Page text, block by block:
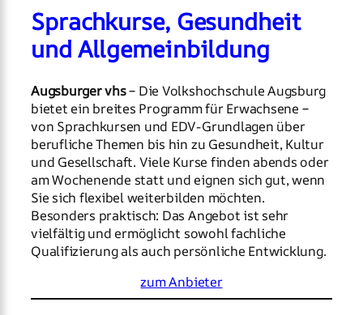
Sprachkurse, Gesundheit
und Allgemeinbildung
Augsburger vhs– Die Volkshochschule Augsburg
bietet ein breites Programm für Erwachsene –
von Sprachkursen und EDV-Grundlagen über
berufliche Themen bis hin zu Gesundheit, Kultur
und Gesellschaft. Viele Kurse finden abends oder
am Wochenende statt und eignen sich gut, wenn
Sie sich flexibel weiterbilden möchten.
Besonders praktisch: Das Angebot ist sehr
vielfältig und ermöglicht sowohl fachliche
Qualifizierung als auch persönliche Entwicklung.
zum Anbieter